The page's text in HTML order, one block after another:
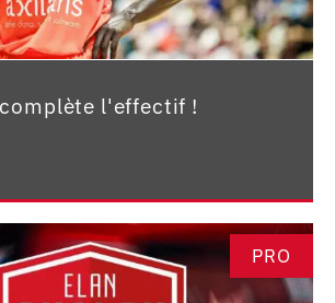
l'effectif !
PRO